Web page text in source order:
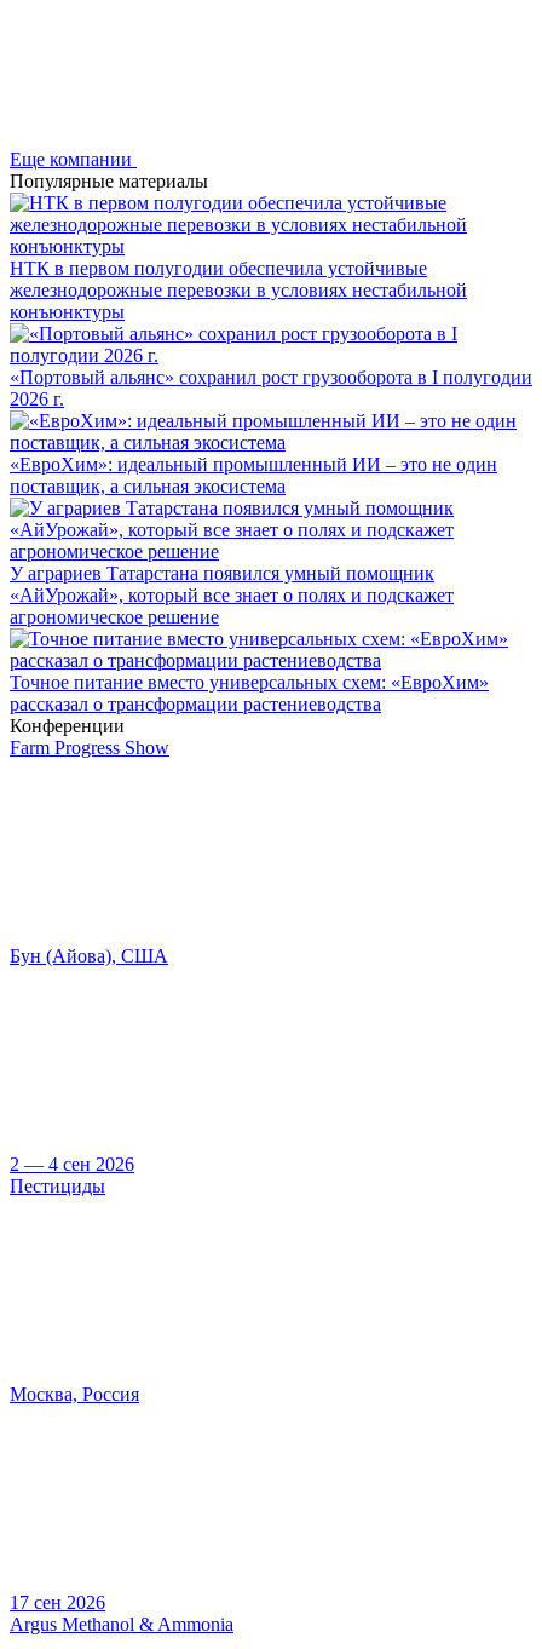
Еще компании
Популярные материалы
НТК в первом полугодии обеспечила устойчивые
железнодорожные перевозки в условиях нестабильной
конъюнктуры
«Портовый альянс» сохранил рост грузооборота в I полугодии
2026 г.
«ЕвроХим»: идеальный промышленный ИИ – это не один
поставщик, а сильная экосистема
У аграриев Татарстана появился умный помощник
«АйУрожай», который все знает о полях и подскажет
агрономическое решение
Точное питание вместо универсальных схем: «ЕвроХим»
рассказал о трансформации растениеводства
Конференции
Farm Progress Show
Бун (Айова), США
2 — 4 сен 2026
Пестициды
Москва, Россия
17 сен 2026
Argus Methanol & Ammonia